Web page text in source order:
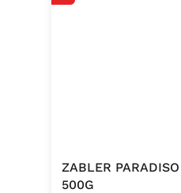
ZABLER
500G